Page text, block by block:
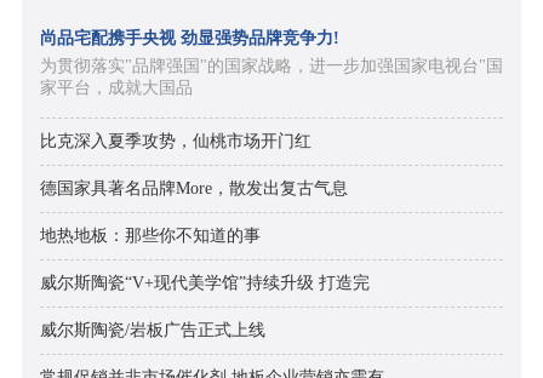
尚品宅配携手央视 劲显强势品牌竞争力!
为贯彻落实"品牌强国"的国家战略，进一步加强国家电视台"国
家平台，成就大国品
比克深入夏季攻势，仙桃市场开门红
德国家具著名品牌More，散发出复古气息
地热地板：那些你不知道的事
威尔斯陶瓷“V+现代美学馆”持续升级 打造完
威尔斯陶瓷/岩板广告正式上线